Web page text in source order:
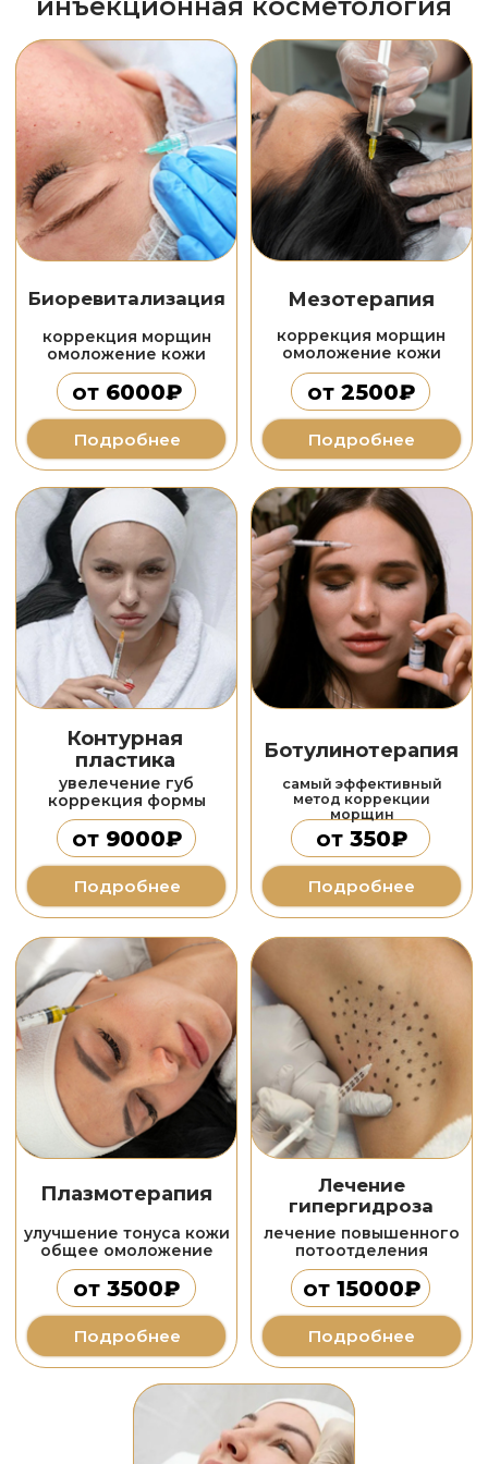
Подробнее
R-SLEEK
RF-термолифтинг
аппаратный роликовый
вакуумный
ротационный массаж
Подробнее
Подробнее
Обёртывание
STYX
BodyLab
6 видов
электромагнитная
стимуляция мыщц
Подробнее
Подробнее
Массаж
более 15 видов
массажа
Подробнее
скрабирование
массажи
шампанское с фруктами
обертывания
пилинги
в программу может входить:
кедровая бочка
СПА-Программы
от1500₽ от 2500₽
от 1500₽
от 1200₽
3000₽
Наши работы
подтяжка кожи
Игольчатый RF-лифтинг
до
после